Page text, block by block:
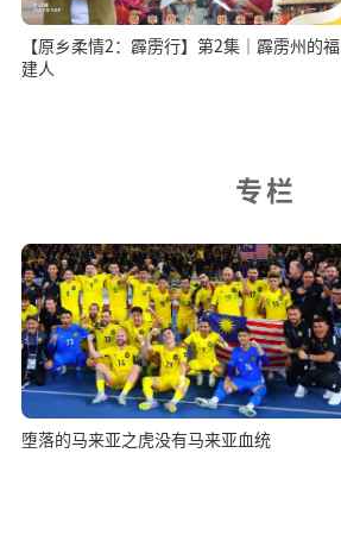
【原乡柔情2：霹雳行】第2集｜霹雳州的福
建人
专栏
堕落的马来亚之虎没有马来亚血统